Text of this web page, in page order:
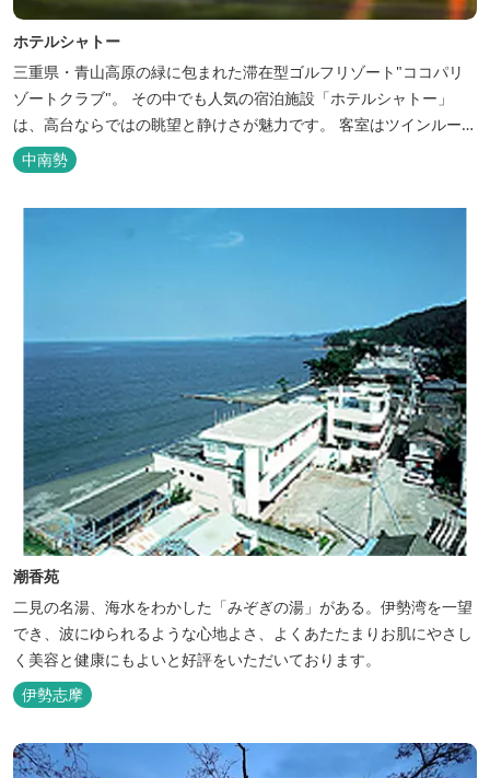
ホテルシャトー
三重県・青山高原の緑に包まれた滞在型ゴルフリゾート"ココパリ
ゾートクラブ"。 その中でも人気の宿泊施設「ホテルシャトー」
は、高台ならではの眺望と静けさが魅力です。 客室はツインルーム
から4〜6名で泊まれる和洋室まで幅広く、旅のスタイルに合わせて
選べます。 天然温泉の大浴場・露天風呂、ロウリュ式サウナで体を
中南勢
潮香苑
二見の名湯、海水をわかした「みぞぎの湯」がある。伊勢湾を一望
でき、波にゆられるような心地よさ、よくあたたまりお肌にやさし
く美容と健康にもよいと好評をいただいております。
伊勢志摩